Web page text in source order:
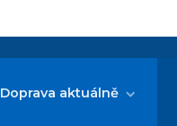
Doprava aktuálně